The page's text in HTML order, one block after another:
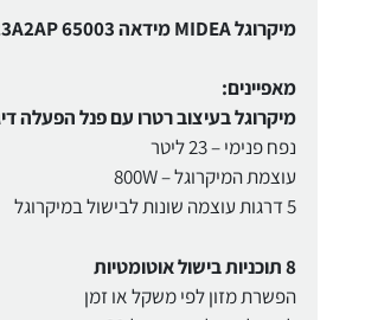
מיקרוגל MIDEA מידאה AM823A2AP 65003
מאפיינים:
מיקרוגל בעיצוב רטרו עם פנל הפעלה
נפח פנימי – 23 ליטר
עוצמת המיקרוגל – 800W
5 דרגות עוצמה שונות לבישול במיקרוגל
8 תוכניות בישול אוטומטיות
הפשרת מזון לפי משקל או זמן